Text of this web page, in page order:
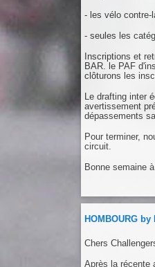
- les vélo contre-
- seules les
Inscriptions et
BAR. le PAF
clôturons les
Le drafting inter
avertissement
dépassements
Pour terminer,
circuit.
Bonne semaine
HOMBOURG
Chers
Après la récente